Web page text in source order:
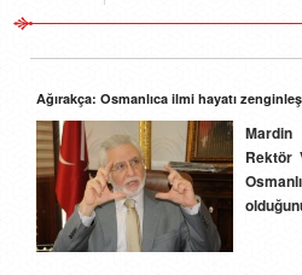
Güncel
İletişim
Ağırakça: Osmanlıca ilmi hayatı
Rektör